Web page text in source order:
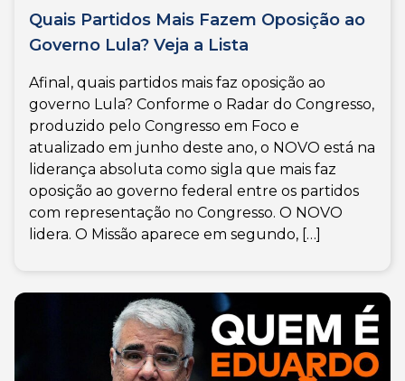
Quais Partidos Mais Fazem Oposição ao
Governo Lula? Veja a Lista
Afinal, quais partidos mais faz oposição ao
governo Lula? Conforme o Radar do Congresso,
produzido pelo Congresso em Foco e
atualizado em junho deste ano, o NOVO está na
liderança absoluta como sigla que mais faz
oposição ao governo federal entre os partidos
com representação no Congresso. O NOVO
lidera. O Missão aparece em segundo, […]